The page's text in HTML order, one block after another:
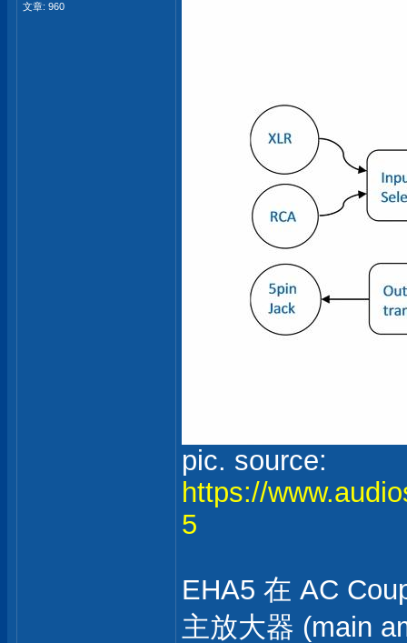
文章: 960
pic. source:
https://
5
EHA5 在 AC
主放大器 (main